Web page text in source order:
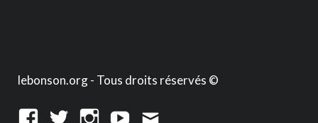
lebonson.org - Tous droits réservés ©